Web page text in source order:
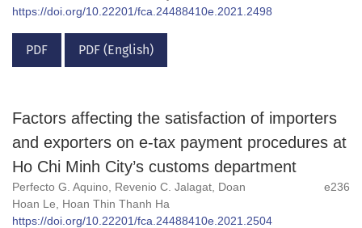
https://doi.org/10.22201/fca.24488410e.2021.2498
PDF PDF (English)
Factors affecting the satisfaction of importers
and exporters on e-tax payment procedures at
Ho Chi Minh City’s customs department
Perfecto G. Aquino, Revenio C. Jalagat, Doan
Hoan Le, Hoan Thin Thanh Ha
e236
https://doi.org/10.22201/fca.24488410e.2021.2504